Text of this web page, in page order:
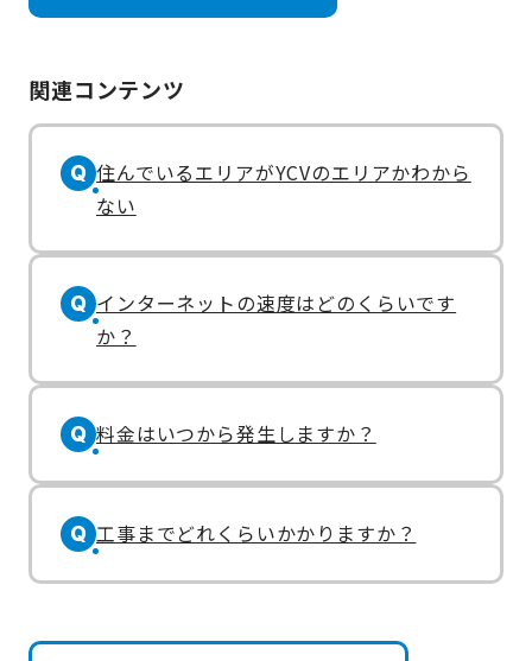
関連コンテンツ
Q 住んでいるエリアがYCVのエリアかわから
ない
Q インターネットの速度はどのくらいです
か？
Q 料金はいつから発生しますか？
Q 工事までどれくらいかかりますか？